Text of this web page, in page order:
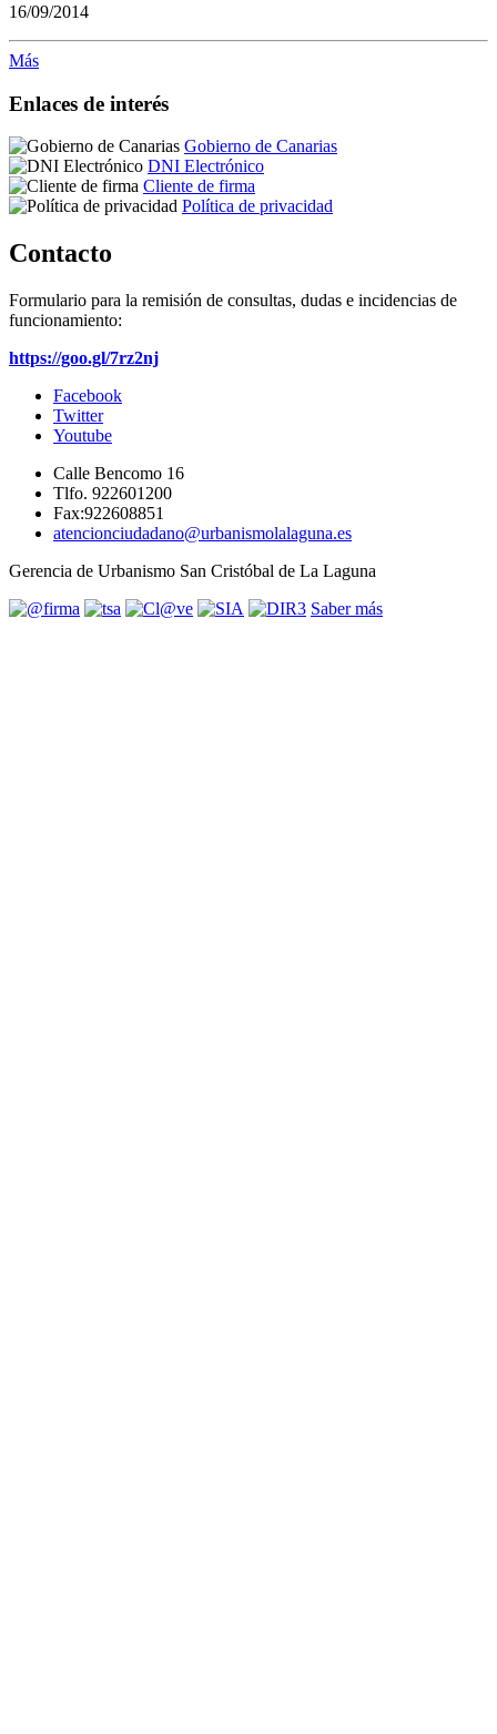
16/09/2014
Más
Enlaces de interés
Gobierno de Canarias
DNI Electrónico
Cliente de firma
Política de privacidad
Contacto
Formulario para la remisión de consultas, dudas e incidencias de
funcionamiento:
https://goo.gl/7rz2nj
Facebook
Twitter
Youtube
Calle Bencomo 16
Tlfo. 922601200
Fax:922608851
atencionciudadano@urbanismolalaguna.es
Gerencia de Urbanismo San Cristóbal de La Laguna
Saber más